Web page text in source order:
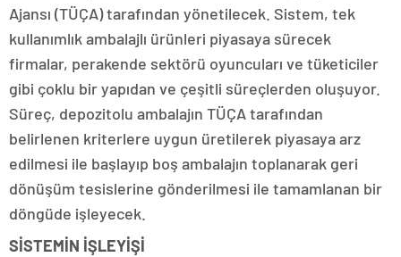
Ajansı (TÜÇA) tarafından yönetilecek. Sistem, tek
kullanımlık ambalajlı ürünleri piyasaya sürecek
firmalar, perakende sektörü oyuncuları ve tüketiciler
gibi çoklu bir yapıdan ve çeşitli süreçlerden oluşuyor.
Süreç, depozitolu ambalajın TÜÇA tarafından
belirlenen kriterlere uygun üretilerek piyasaya arz
edilmesi ile başlayıp boş ambalajın toplanarak geri
dönüşüm tesislerine gönderilmesi ile tamamlanan bir
döngüde işleyecek.
SİSTEMİN İŞLEYİŞİ